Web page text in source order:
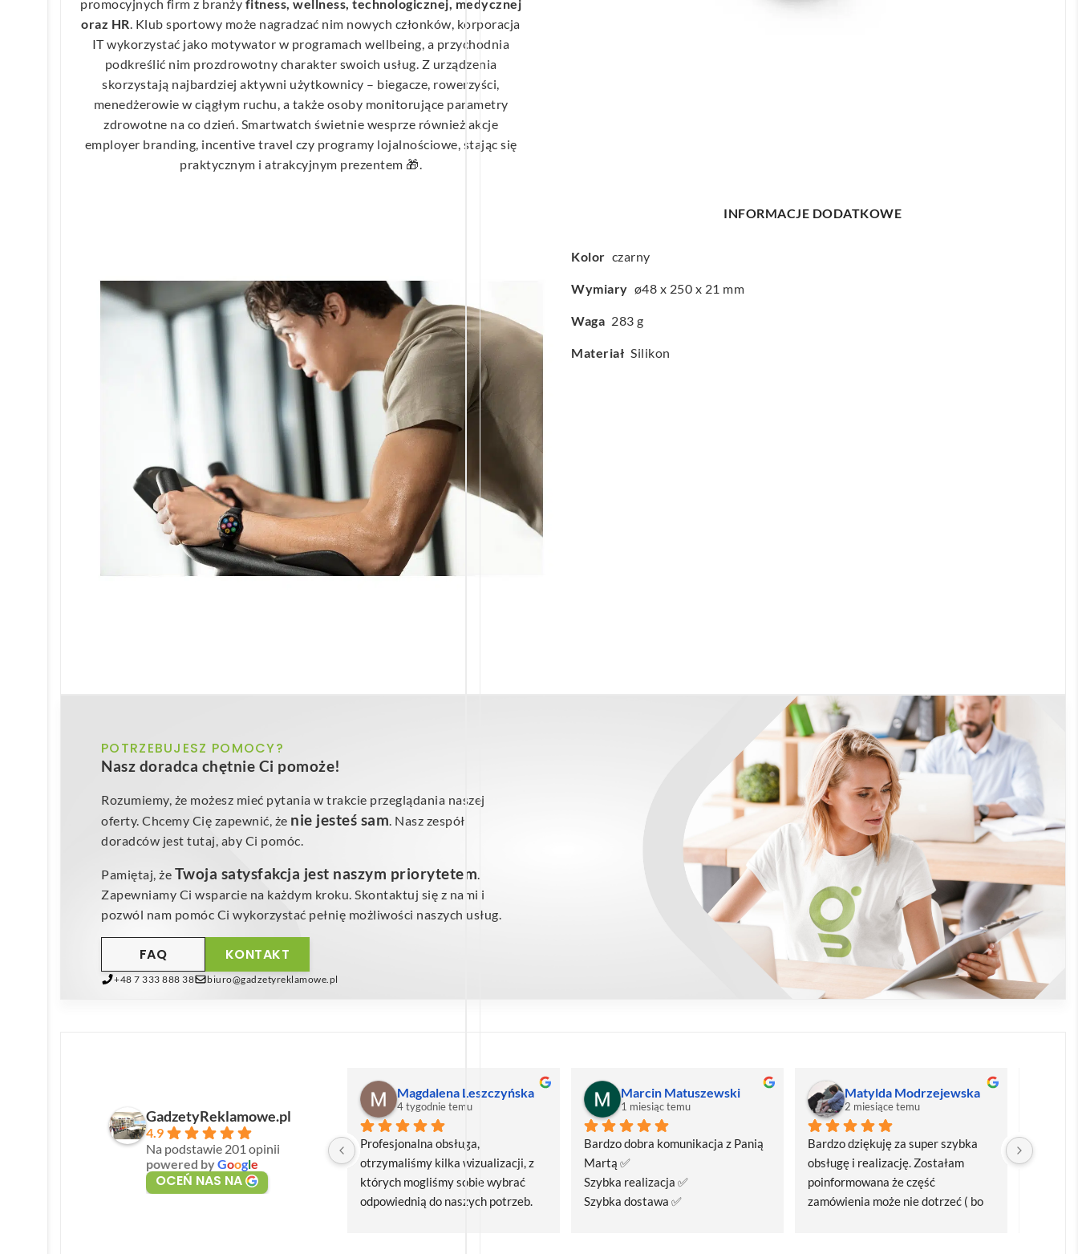
promocyjnych firm z branży fitness, wellness, technologicznej, medycznej
oraz HR. Klub sportowy może nagradzać nim nowych członków, korporacja
IT wykorzystać jako motywator w programach wellbeing, a przychodnia
podkreślić nim prozdrowotny charakter swoich usług. Z urządzenia
skorzystają najbardziej aktywni użytkownicy – biegacze, rowerzyści,
menedżerowie w ciągłym ruchu, a także osoby monitorujące parametry
zdrowotne na co dzień. Smartwatch świetnie wesprze również akcje
employer branding, incentive travel czy programy lojalnościowe, stając się
praktycznym i atrakcyjnym prezentem 🎁.
INFORMACJE DODATKOWE
Kolor czarny
Wymiary ø48 x 250 x 21 mm
Waga 283 g
Materiał Silikon
POTRZEBUJESZ POMOCY?
Nasz doradca chętnie Ci pomoże!
Rozumiemy, że możesz mieć pytania w trakcie przeglądania naszej
oferty. Chcemy Cię zapewnić, że nie jesteś sam. Nasz zespół
doradców jest tutaj, aby Ci pomóc.
Pamiętaj, że Twoja satysfakcja jest naszym priorytetem.
Zapewniamy Ci wsparcie na każdym kroku. Skontaktuj się z nami i
pozwól nam pomóc Ci wykorzystać pełnię możliwości naszych usług.
KONTAKT
FAQ
+48 7 333 888 38 biuro@gadzetyreklamowe.pl
GadzetyReklamowe.pl
4.9
Na podstawie 201 opinii
powered byGoogle
OCEŃ NAS NA
Magdalena Leszczyńska
4 tygodnie temu
Profesjonalna obsługa,
otrzymaliśmy kilka wizualizacji, z
których mogliśmy sobie wybrać
odpowiednią do naszych potrzeb.
Marcin Matuszewski
1 miesiąc temu
Bardzo dobra komunikacja z Panią
Martą ✅
Szybka realizacja ✅
Szybka dostawa ✅
Matylda Modrzejewska
2 miesiące temu
Bardzo dziękuję za super szybka
obsługę i realizację. Zostałam
poinformowana że część
zamówienia może nie dotrzeć ( bo
Bardzo